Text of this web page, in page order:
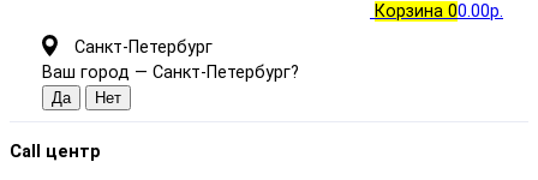
Корзина 00.00р.
Санкт-Петербург
Ваш город — Санкт-Петербург?
Call центр